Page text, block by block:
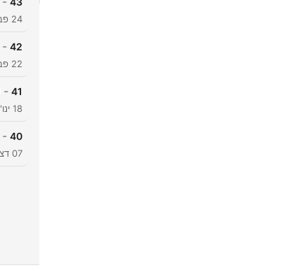
24 פבר' 2022
42
-
22 פבר' 2022
41
-
18 ינו' 2022
40
-
07 דצמ' 2021